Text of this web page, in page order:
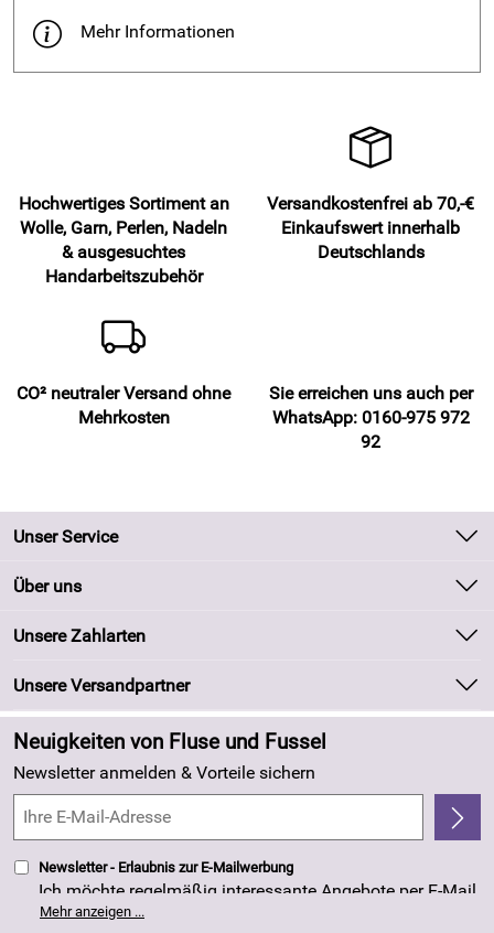
Mehr Informationen
Hochwertiges Sortiment an
Wolle, Garn, Perlen, Nadeln
& ausgesuchtes
Handarbeitszubehör
Versandkostenfrei ab 70,-€
Einkaufswert innerhalb
Deutschlands
CO² neutraler Versand ohne
Mehrkosten
Sie erreichen uns auch per
WhatsApp: 0160-975 972
92
Unser Service
Kontakt
Kundeninformationen
Newsletter
Zahlung und Versand
Kundenlogin
Über uns
Unsere Bestseller
Neu
Angebote
Made in Germany
4,8/5
Unsere Zahlarten
Unsere Versandpartner
Neuigkeiten von Fluse und Fussel
Newsletter anmelden & Vorteile sichern
Newsletter - Erlaubnis zur E-Mailwerbung
Ich möchte regelmäßig interessante Angebote per E-Mail
erhalten. Meine E-Mail-Adresse wird nicht an andere
Unternehmen weitergegeben. Die Einwilligung zur
Mehr anzeigen ...